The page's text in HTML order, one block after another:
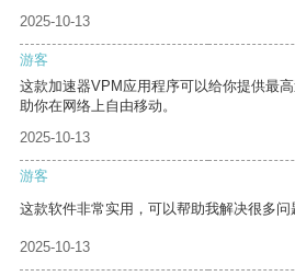
2025-10-13
游客
这款加速器VPM应用程序可以给你提供最
助你在网络上自由移动。
2025-10-13
游客
这款软件非常实用，可以帮助我解决很多问
2025-10-13